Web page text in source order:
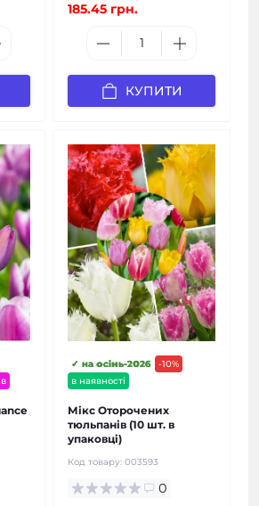
185.45 грн.
КУПИТИ
-10%
в наявності
✓ на осінь-2026
Мікс Оторочених
тюльпанів (10 шт. в
упаковці)
Код товару: 003593
0